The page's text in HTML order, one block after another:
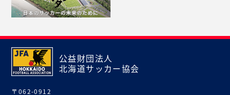
公益財団法人
北海道サッカー協会
〒062-0912